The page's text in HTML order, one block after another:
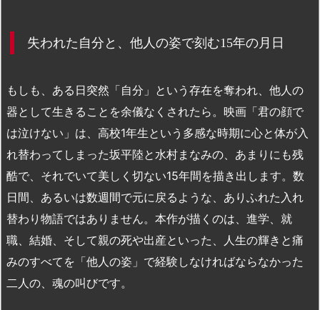
失われた自分と、他人の姿で刻む15年の月日
もしも、ある日突然「自分」という存在を奪われ、他人の
器として生きることを余儀なくされたら。映画「君の顔で
は泣けない」は、高校1年生という多感な時期に心と体が入
れ替わってしまった坂平陸と水村まなみの、あまりにも残
酷で、それでいて美しく切ない15年間を描き出します。数
日間、あるいは数週間で元に戻るような、ありふれた入れ
替わり物語ではありません。本作が描くのは、進学、就
職、結婚、そして親の死や出産といった、人生の輝きと痛
みのすべてを「他人の姿」で経験しなければならなかった
二人の、魂の叫びです。